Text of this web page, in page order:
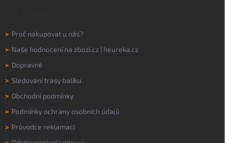
> Proč nakupovat u nás?
> Naše hodnocení na zbozi.cz | heureka.cz
> Dopravné
> Sledování trasy balíku
> Obchodní podmínky
> Podmínky ochrany osobních údajů
> Průvodce reklamací